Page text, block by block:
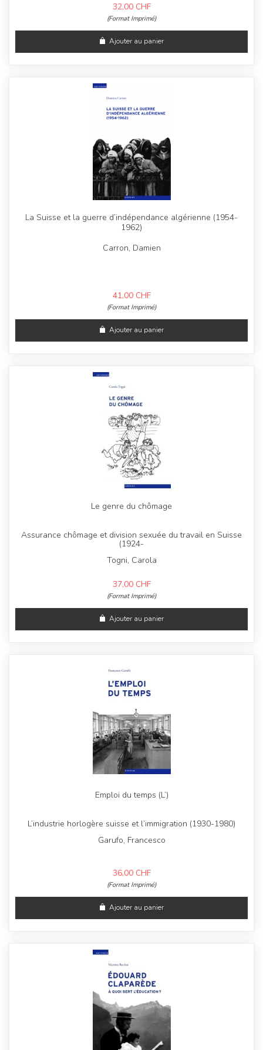
32,00 CHF
(Format Imprimé)
Ajouter au panier
La Suisse et la guerre d’indépendance algérienne (1954-
1962)
Carron, Damien
41,00 CHF
(Format Imprimé)
Ajouter au panier
Le genre du chômage
Assurance chômage et division sexuée du travail en Suisse
(1924-
Togni, Carola
37,00 CHF
(Format Imprimé)
Ajouter au panier
Emploi du temps (L’)
L’industrie horlogère suisse et l’immigration (1930-1980)
Garufo, Francesco
36,00 CHF
(Format Imprimé)
Ajouter au panier